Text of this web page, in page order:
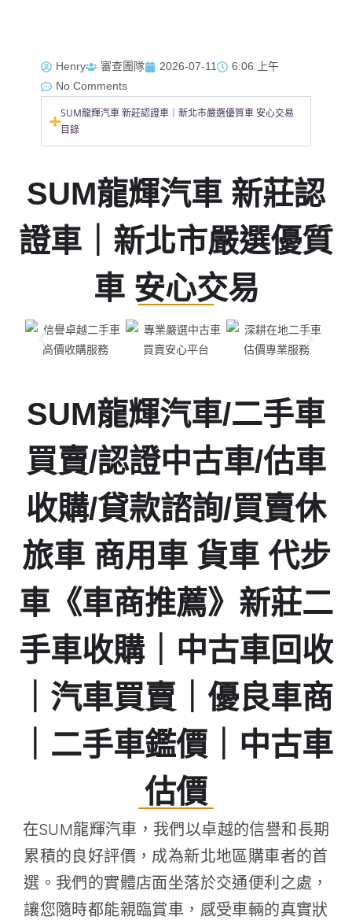
Henry 審查團隊 2026-07-11
6:06 上午
No Comments
SUM龍輝汽車 新莊認證車｜新北市嚴選優質車 安心交易
目錄
SUM龍輝汽車 新莊認
證車｜新北市嚴選優質
車 安心交易
SUM龍輝汽車/二手車
買賣/認證中古車/估車
收購/貸款諮詢/買賣休
旅車 商用車 貨車 代步
車《車商推薦》新莊二
手車收購｜中古車回收
｜汽車買賣｜優良車商
｜二手車鑑價｜中古車
估價
在SUM龍輝汽車，我們以卓越的信譽和長期
累積的良好評價，成為新北地區購車者的首
選。我們的實體店面坐落於交通便利之處，
讓您隨時都能親臨賞車，感受車輛的真實狀